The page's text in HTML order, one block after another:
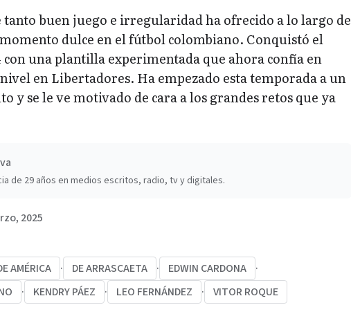
buen juego e irregularidad ha ofrecido a lo largo de
dulce en el fútbol colombiano. Conquistó el
una plantilla experimentada que ahora confía en
en Libertadores. Ha empezado esta temporada a un
y se le ve motivado de cara a los grandes retos que ya
de 29 años en medios escritos, radio, tv y digitales.
2025
AMÉRICA
· DE ARRASCAETA · EDWIN CARDONA
·
· KENDRY PÁEZ · LEO FERNÁNDEZ · VITOR ROQUE